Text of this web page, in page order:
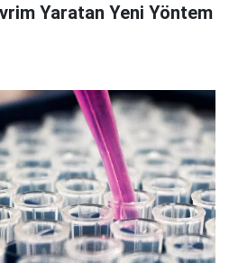
Yaratan Yeni Yöntem